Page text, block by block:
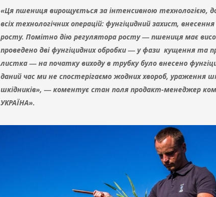
«Ця пшениця вирощується за інтенсивною технологією,
всіх технологічних операцій: фунгіцидний захист,
росту. Помітно дію регулятора росту ― пшениця має
проведено дві фунгіцидних обробки ― у фази кущення та
листка ― на початку виходу в трубку було внесено
даний час ми не спостерігаємо жодних хвороб, ураження
шкідників», ― коментує стан поля продакт-менеджер
УКРАЇНА».